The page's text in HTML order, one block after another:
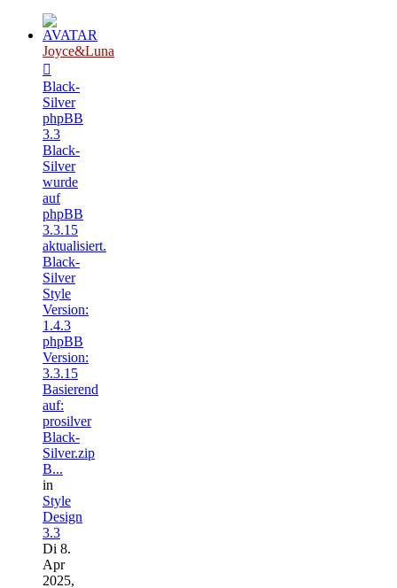
Joyce&Luna
Black-
Silver
phpBB
3.3
Black-
Silver
wurde
auf
phpBB
3.3.15
aktualisiert.
Black-
Silver
Style
Version:
1.4.3
phpBB
Version:
3.3.15
Basierend
auf:
prosilver
Black-
Silver.zip
B...
in
Style
Design
3.3
Di 8.
Apr
2025,